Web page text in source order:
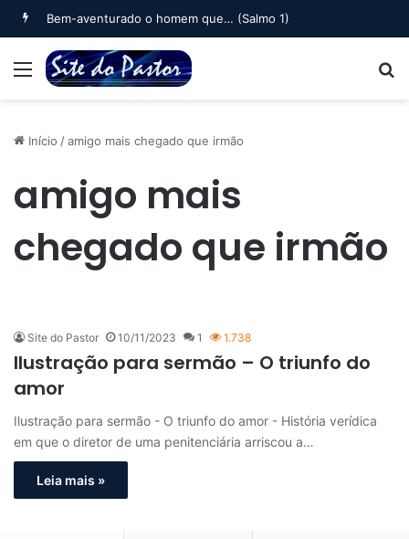
Bem-aventurado o homem que… (Salmo 1)
Menu
Início /amigo mais chegado que irmão
amigo mais
chegado que irmão
Site do Pastor 10/11/2023 1 1.738
Ilustração para sermão – O triunfo do
amor
Ilustração para sermão - O triunfo do amor - História verídica
em que o diretor de uma penitenciária arriscou a…
Leia mais »